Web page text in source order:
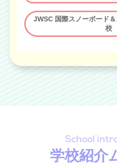
JWSC 国際スノーボード
校
学校紹介